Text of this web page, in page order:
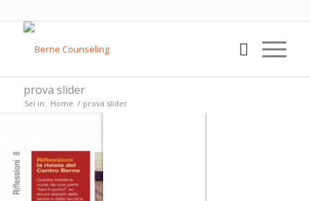
prova slider
Sei in: Home / prova slider